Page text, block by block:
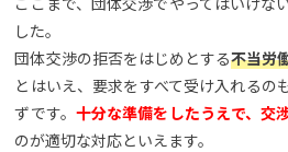
した。
団体交渉の拒否をはじめとする不当労
とはいえ、要求をすべて受け入れるの
ずです。 十分な準備をしたうえで、交
のが適切な対応といえます。